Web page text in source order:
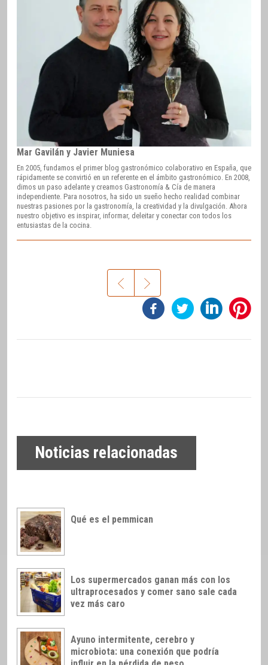
Mar Gavilán y Javier Muniesa
En 2005, fundamos el primer blog gastronómico colaborativo en España, que
rápidamente se convirtió en un referente en el ámbito gastronómico. En 2008,
dimos un paso adelante y creamos Gastronomía & Cía de manera
independiente. Para nosotros, ha sido un sueño hecho realidad combinar
nuestras pasiones por la gastronomía, la creatividad y la divulgación. Ahora
nuestro objetivo es inspirar, informar, deleitar y conectar con todos los
entusiastas de la cocina.
Noticias relacionadas
Qué es el pemmican
Los supermercados ganan más con los
ultraprocesados y comer sano sale cada
vez más caro
Ayuno intermitente, cerebro y
microbiota: una conexión que podría